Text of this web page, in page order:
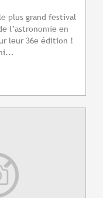
plus grand festival
l’astronomie en
leur 36e édition !